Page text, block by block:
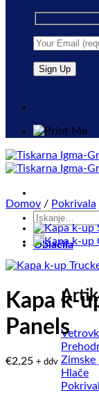
Išči:
Oblačila
Zimske
Hlače
Domov / Pokrivala
Kapa k-
Panels
€2,25 + ddv